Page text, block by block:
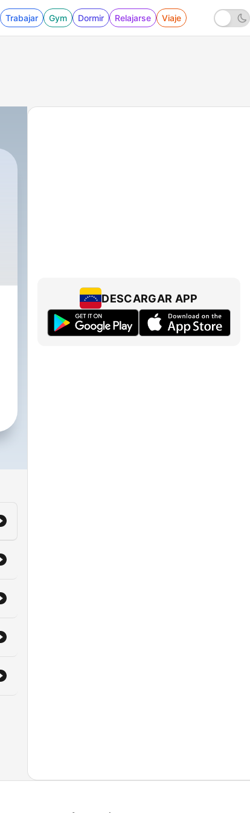
Trabajar Gym Dormir Relajarse Viaje
DESCARGAR APP